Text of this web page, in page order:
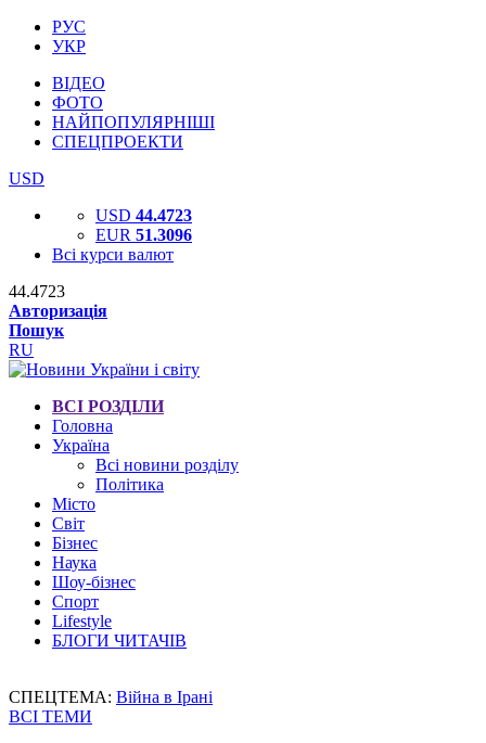
РУС
УКР
ВІДЕО
ФОТО
НАЙПОПУЛЯРНІШІ
СПЕЦПРОЕКТИ
USD
USD 44.4723
EUR 51.3096
Всі курси валют
44.4723
Авторизація
Пошук
RU
ВСІ РОЗДІЛИ
Головна
Україна
Всі новини розділу
Політика
Місто
Світ
Бізнес
Наука
Шоу-бізнес
Спорт
Lifestyle
БЛОГИ ЧИТАЧІВ
СПЕЦТЕМА: Війна в Ірані
ВСІ ТЕМИ